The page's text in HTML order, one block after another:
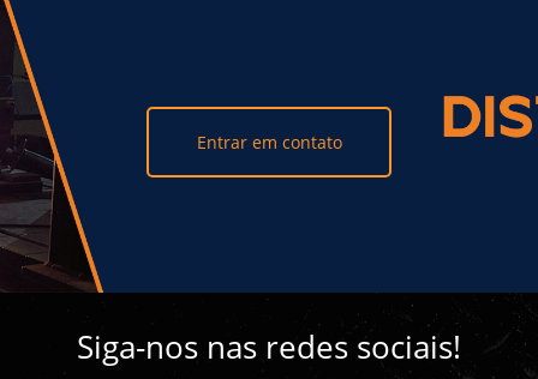
Entrar em contato
Siga-nos nas redes sociais!